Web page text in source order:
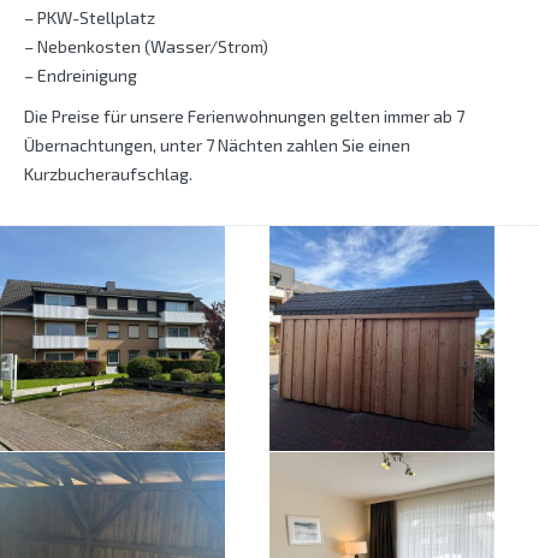
– PKW-Stellplatz
– Nebenkosten (Wasser/Strom)
– Endreinigung
Die Preise für unsere Ferienwohnungen gelten immer ab 7
Übernachtungen, unter 7 Nächten zahlen Sie einen
Kurzbucheraufschlag.